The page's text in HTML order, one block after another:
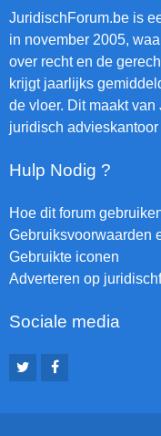
JuridischForum.be is
in november 2005,
over recht en de
krijgt jaarlijks
de vloer. Dit maakt
juridisch
Hulp Nodig ?
Hoe dit forum
Gebruiksvoorwaarden
Gebruikte iconen
Adverteren op
Sociale media